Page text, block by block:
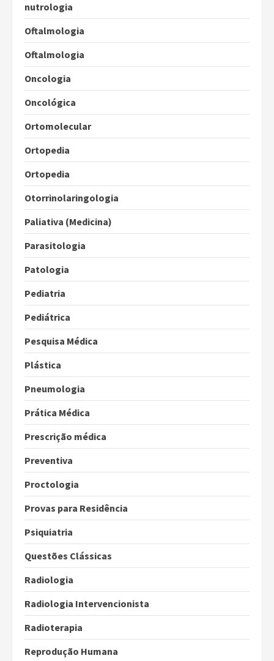
nutrologia
Oftalmologia
Oftalmologia
Oncologia
Oncológica
Ortomolecular
Ortopedia
Ortopedia
Otorrinolaringologia
Paliativa (Medicina)
Parasitologia
Patologia
Pediatria
Pediátrica
Pesquisa Médica
Plástica
Pneumologia
Prática Médica
Prescrição médica
Preventiva
Proctologia
Provas para Residência
Psiquiatria
Questões Clássicas
Radiologia
Radiologia Intervencionista
Radioterapia
Reprodução Humana